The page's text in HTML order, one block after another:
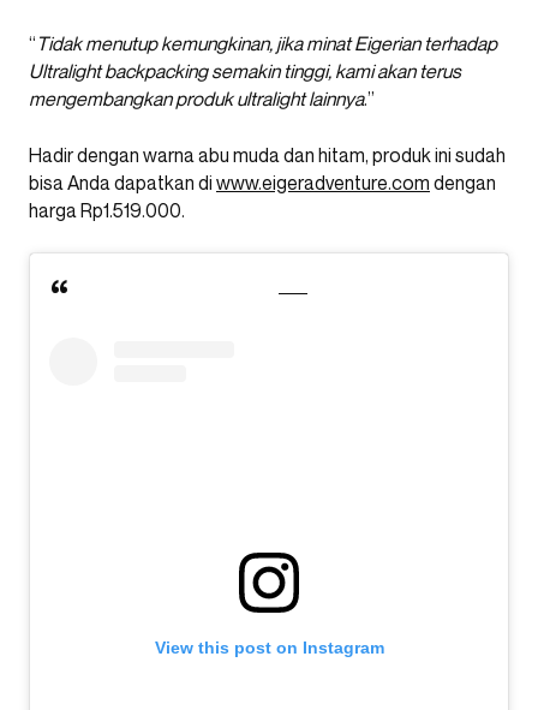
“ Tidak menutup kemungkinan, jika minat Eigerian terhadap
Ultralight backpacking semakin tinggi, kami akan terus
mengembangkan produk ultralight lainnya.”
Hadir dengan warna abu muda dan hitam, produk ini sudah
bisa Anda dapatkan di www.eigeradventure.com dengan
harga Rp1.519.000.
View this post on Instagram